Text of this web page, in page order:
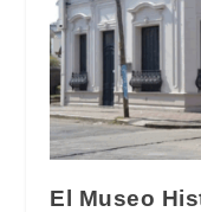
El Museo